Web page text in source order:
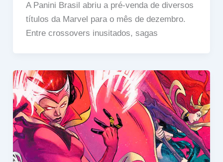
A Panini Brasil abriu a pré-venda de diversos
títulos da Marvel para o mês de dezembro.
Entre crossovers inusitados, sagas